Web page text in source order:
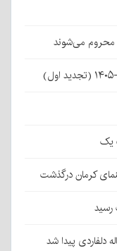
محروم می‌شوند
یک
کرمان درگذشت